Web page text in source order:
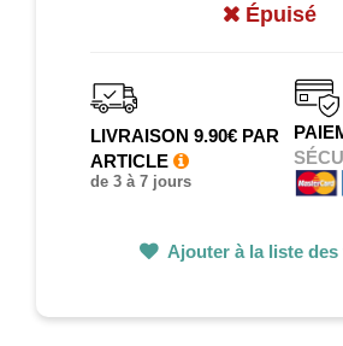
Épuisé
LIVRAISON 9.90€ PAR
ARTICLE
de 3 à 7 jours
Ajouter à la liste